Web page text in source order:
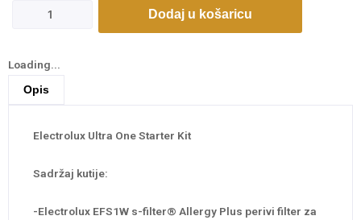
Dodaj u košaricu
Loading...
Opis
Electrolux Ultra One Starter Kit
Sadržaj kutije:
-Electrolux EFS1W s-filter® Allergy Plus perivi filter za